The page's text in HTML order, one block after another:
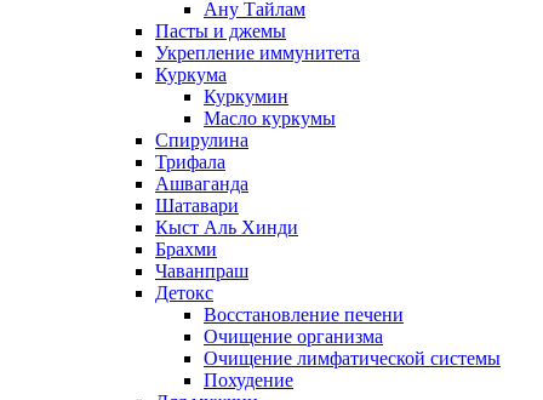
Ану Тайлам
Пасты и джемы
Укрепление иммунитета
Куркума
Куркумин
Масло куркумы
Спирулина
Трифала
Ашваганда
Шатавари
Кыст Аль Хинди
Брахми
Чаванпраш
Детокс
Восстановление печени
Очищение организма
Очищение лимфатической системы
Похудение